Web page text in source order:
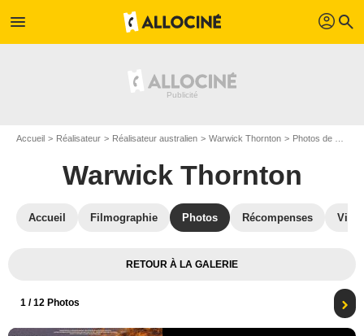
menu profil search
Accueil Réalisateur Réalisateur australien Warwick Thornton Photos de Warwick Thornton
Warwick Thornton
Accueil Filmographie Photos Récompenses
RETOUR À LA GALERIE
1 / 12 Photos